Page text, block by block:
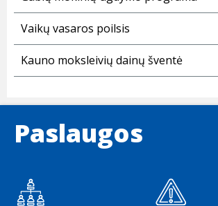
Vaikų vasaros poilsis
Kauno moksleivių dainų šventė
Paslaugos